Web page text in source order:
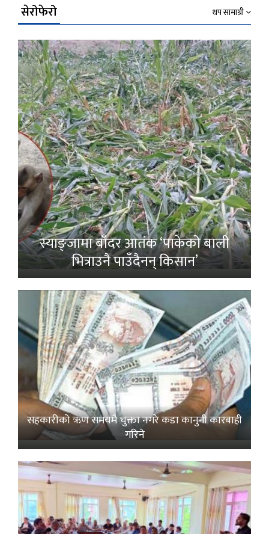
सेरोफेरो थप सामाग्री
स्याङ्जामा बाँदर आतंक ‘पाकेको बाली
भित्राउनै पाउँदैनन् किसान’
सहकारीको ऋण समयमै चुक्ता नगरे कडा कानुनी कारबाही
गरिने